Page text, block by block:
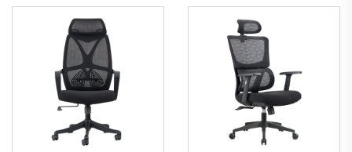
Boss Mesh Staff Task
Ергономично
компютърно бюро
Мрежест офис стол
регулируеми офисни
столове с ергономична
мрежа Удобни столове
за компютърни бюра за
офис